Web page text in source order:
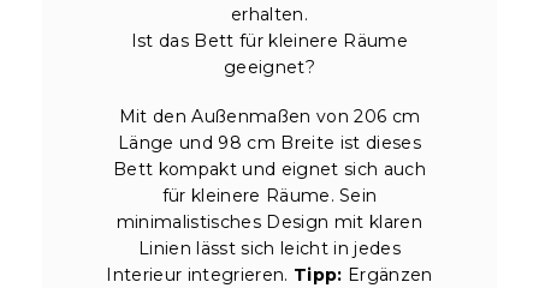
erhalten.
Ist das Bett für kleinere Räume
geeignet?
Mit den Außenmaßen von 206 cm
Länge und 98 cm Breite ist dieses
Bett kompakt und eignet sich auch
für kleinere Räume. Sein
minimalistisches Design mit klaren
Linien lässt sich leicht in jedes
Interieur integrieren. Tipp: Ergänzen